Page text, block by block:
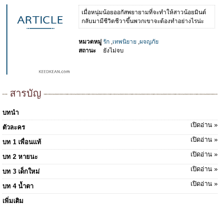
เมื่อหนุ่มน้อยออกัสพยายามที่จะทำให้สาวน้อยมินต์
กลับมามีชีวิตชีวาขึ้นพวกเขาจะต้องทำอย่างไรน่ะ
หมวดหมู่ รัก ,เทพนิยาย ,ผจญภัย
สถานะ
ยังไม่จบ
สารบัญ
บทนำ
ตัวละคร
เปิดอ่าน »
บท 1 เพื่อนเเท้ เปิดอ่าน »
บท 2 หายนะ เปิดอ่าน »
บท 3 เด็กใหม่ เปิดอ่าน »
บท 4 น้ำตา เปิดอ่าน »
เพิ่มเติม